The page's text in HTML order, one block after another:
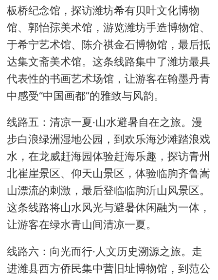
板桥纪念馆，探访潍坊希有贝叶文化博物
馆、郭怡孮美术馆，游览潍坊手造博物馆、
于希宁艺术馆、陈介祺金石博物馆，最后抵
达集文斋美术馆。这条线路集中了潍坊最具
代表性的书画艺术场馆，让游客在翰墨丹青
中感受“中国画都”的雅致与风韵。
线路五：清凉一夏·山水避暑自在之旅。漫
步白浪绿洲湿地公园，到欢乐海沙滩踏浪戏
水，在龙威赶海园体验赶海乐趣，探访青州
北崔崖景区、仰天山景区，体验临朐齐鲁嵩
山漂流的刺激，最后登临临朐沂山风景区。
这条线路将山水风光与避暑休闲融为一体，
让游客在绿水青山间清凉一夏。
线路六：向光而行·人文历史溯源之旅。走
进潍县西方侨民集中营旧址博物馆，到范公